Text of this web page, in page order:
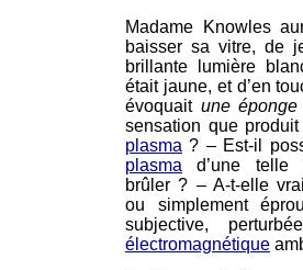
Madame Knowles
baisser sa vitre, de
brillante lumière
était jaune, et d’en
évoquait une éponge
sensation que
plasma ? – Est-il
plasma d’une telle
brûler ? – A-t-elle
ou simplement
subjective,
électromagnétique